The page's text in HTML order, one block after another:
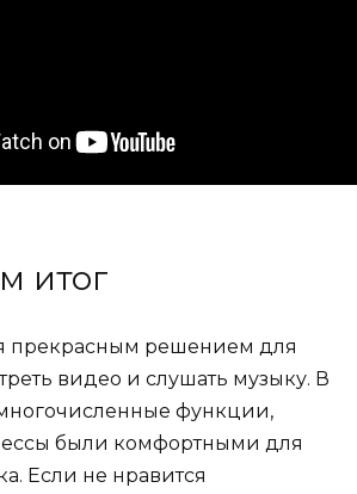
итог
прекрасным решением для
видео и слушать музыку. В
функции,
были комфортными для
Если не нравится